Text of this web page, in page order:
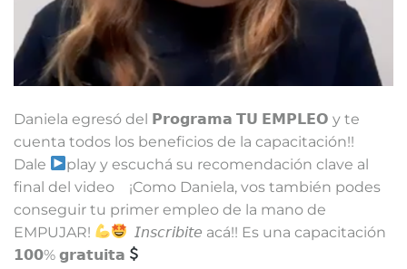
Daniela egresó del 𝗣𝗿𝗼𝗴𝗿𝗮𝗺𝗮 𝗧𝗨 𝗘𝗠𝗣𝗟𝗘𝗢 y te
cuenta todos los beneficios de la capacitación!!⁣ ⁣
Dale
play y escuchá su recomendación clave al
final del video ⁣ ⁣ ⁣ ¡Como Daniela, vos también podes
conseguir tu primer empleo de la mano de
EMPUJAR!
⁣⁣ ⁣ 𝘐𝘯𝘴𝘤𝘳𝘪𝘣𝘪𝘵𝘦 acá!! Es una capacitación
𝟭𝟬𝟬% 𝗴𝗿𝗮𝘁𝘂𝗶𝘁𝗮